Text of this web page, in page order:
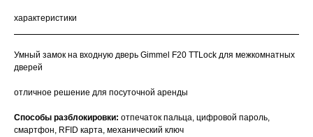
характеристики
Умный замок на входную дверь Gimmel F20 TTLock для межкомнатных
дверей
отличное решение для посуточной аренды
Способы разблокировки: отпечаток пальца, цифровой пароль,
смартфон, RFID карта, механический ключ